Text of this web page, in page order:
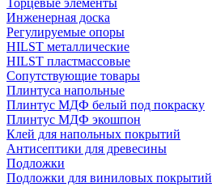
Торцевые элементы
Инженерная доска
Регулируемые опоры
HILST металлические
HILST пластмассовые
Сопутствующие товары
Плинтуса напольные
Плинтус МДФ белый под покраску
Плинтус МДФ экошпон
Клей для напольных покрытий
Антисептики для древесины
Подложки
Подложки для виниловых покрытий